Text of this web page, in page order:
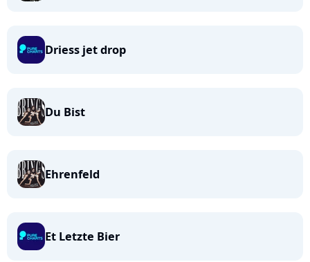
Driess jet drop
Du Bist
Ehrenfeld
Et Letzte Bier